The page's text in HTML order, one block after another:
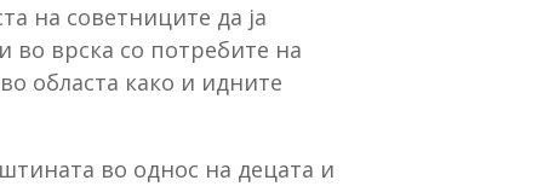
на советниците да ја
во врска со потребите на
областа како и идните
во однос на децата и